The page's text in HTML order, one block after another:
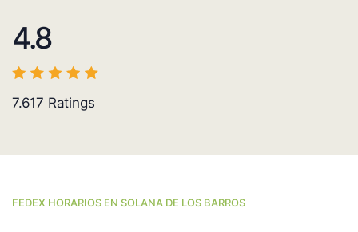
4.8
7.617 Ratings
FEDEX HORARIOS EN SOLANA DE LOS BARROS